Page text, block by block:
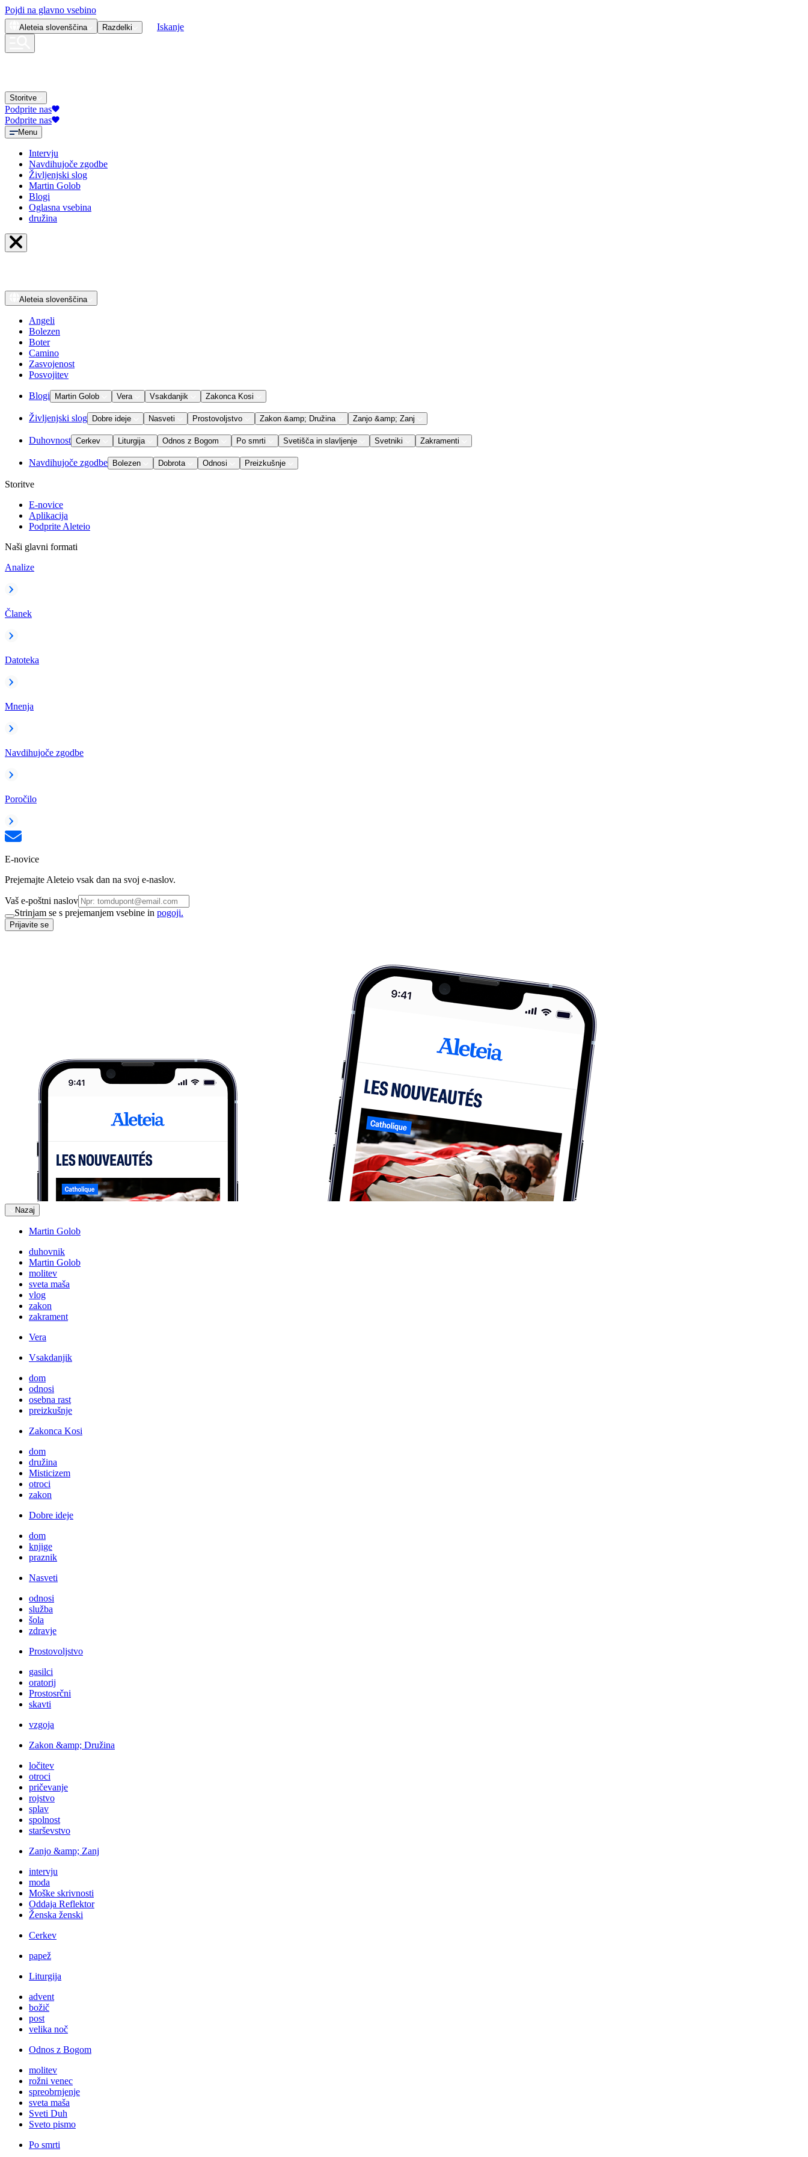
Pojdi na glavno vsebino
Aleteia slovenščina Razdelki Iskanje
Storitve
Podprite nas
Podprite nas
Menu
Intervju
Navdihujoče zgodbe
Življenjski slog
Martin Golob
Blogi
Oglasna vsebina
družina
Aleteia slovenščina
Angeli
Bolezen
Boter
Camino
Zasvojenost
Posvojitev
Blogi Martin Golob Vera Vsakdanjik Zakonca Kosi
Življenjski slog Dobre ideje Nasveti Prostovoljstvo Zakon &amp; Družina Zanjo &amp; Zanj
Duhovnost Cerkev Liturgija Odnos z Bogom Po smrti Svetišča in slavljenje Svetniki Zakramenti
Navdihujoče zgodbe Bolezen Dobrota Odnosi Preizkušnje
Storitve
E-novice
Aplikacija
Podprite Aleteio
Naši glavni formati
Analize
Članek
Datoteka
Mnenja
Navdihujoče zgodbe
Poročilo
E-novice
Prejemajte Aleteio vsak dan na svoj e-naslov.
Vaš e-poštni naslov
Strinjam se s prejemanjem vsebine in pogoji.
Prijavite se
Nazaj
Martin Golob
duhovnik
Martin Golob
molitev
sveta maša
vlog
zakon
zakrament
Vera
Vsakdanjik
dom
odnosi
osebna rast
preizkušnje
Zakonca Kosi
dom
družina
Misticizem
otroci
zakon
Dobre ideje
dom
knjige
praznik
Nasveti
odnosi
služba
šola
zdravje
Prostovoljstvo
gasilci
oratorij
Prostosrčni
skavti
vzgoja
Zakon &amp; Družina
ločitev
otroci
pričevanje
rojstvo
splav
spolnost
starševstvo
Zanjo &amp; Zanj
intervju
moda
Moške skrivnosti
Oddaja Reflektor
Ženska ženski
Cerkev
papež
Liturgija
advent
božič
post
velika noč
Odnos z Bogom
molitev
rožni venec
spreobrnjenje
sveta maša
Sveti Duh
Sveto pismo
Po smrti